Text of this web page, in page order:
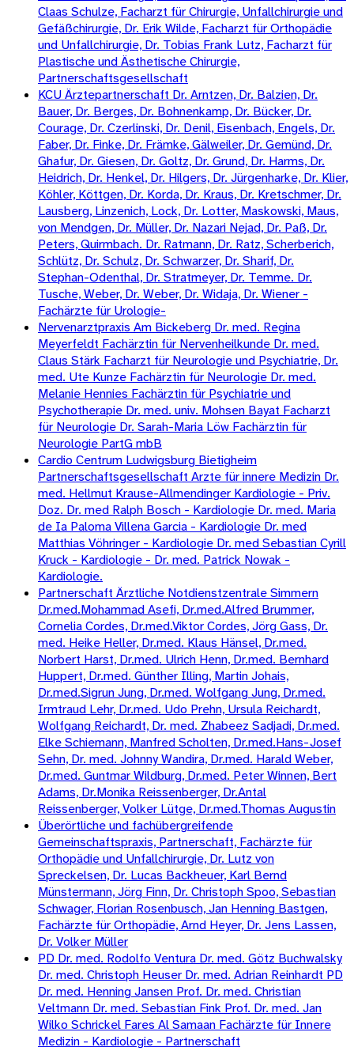
Claas Schulze, Facharzt für Chirurgie, Unfallchirurgie und
Gefäßchirurgie, Dr. Erik Wilde, Facharzt für Orthopädie
und Unfallchirurgie, Dr. Tobias Frank Lutz, Facharzt für
Plastische und Ästhetische Chirurgie,
Partnerschaftsgesellschaft
KCU Ärztepartnerschaft Dr. Arntzen, Dr. Balzien, Dr.
Bauer, Dr. Berges, Dr. Bohnenkamp, Dr. Bücker, Dr.
Courage, Dr. Czerlinski, Dr. Denil, Eisenbach, Engels, Dr.
Faber, Dr. Finke, Dr. Främke, Gälweiler, Dr. Gemünd, Dr.
Ghafur, Dr. Giesen, Dr. Goltz, Dr. Grund, Dr. Harms, Dr.
Heidrich, Dr. Henkel, Dr. Hilgers, Dr. Jürgenharke, Dr. Klier,
Köhler, Köttgen, Dr. Korda, Dr. Kraus, Dr. Kretschmer, Dr.
Lausberg, Linzenich, Lock, Dr. Lotter, Maskowski, Maus,
von Mendgen, Dr. Müller, Dr. Nazari Nejad, Dr. Paß, Dr.
Peters, Quirmbach. Dr. Ratmann, Dr. Ratz, Scherberich,
Schlütz, Dr. Schulz, Dr. Schwarzer, Dr. Sharif, Dr.
Stephan-Odenthal, Dr. Stratmeyer, Dr. Temme. Dr.
Tusche, Weber, Dr. Weber, Dr. Widaja, Dr. Wiener -
Fachärzte für Urologie-
Nervenarztpraxis Am Bickeberg Dr. med. Regina
Meyerfeldt Fachärztin für Nervenheilkunde Dr. med.
Claus Stärk Facharzt für Neurologie und Psychiatrie, Dr.
med. Ute Kunze Fachärztin für Neurologie Dr. med.
Melanie Hennies Fachärztin für Psychiatrie und
Psychotherapie Dr. med. univ. Mohsen Bayat Facharzt
für Neurologie Dr. Sarah-Maria Löw Fachärztin für
Neurologie PartG mbB
Cardio Centrum Ludwigsburg Bietigheim
Partnerschaftsgesellschaft Arzte für innere Medizin Dr.
med. Hellmut Krause-Allmendinger Kardiologie - Priv.
Doz. Dr. med Ralph Bosch - Kardiologie Dr. med. Maria
de Ia Paloma Villena Garcia - Kardiologie Dr. med
Matthias Vöhringer - Kardiologie Dr. med Sebastian Cyrill
Kruck - Kardiologie - Dr. med. Patrick Nowak -
Kardiologie.
Partnerschaft Ärztliche Notdienstzentrale Simmern
Dr.med.Mohammad Asefi, Dr.med.Alfred Brummer,
Cornelia Cordes, Dr.med.Viktor Cordes, Jörg Gass, Dr.
med. Heike Heller, Dr.med. Klaus Hänsel, Dr.med.
Norbert Harst, Dr.med. Ulrich Henn, Dr.med. Bernhard
Huppert, Dr.med. Günther Illing, Martin Johais,
Dr.med.Sigrun Jung, Dr.med. Wolfgang Jung, Dr.med.
Irmtraud Lehr, Dr.med. Udo Prehn, Ursula Reichardt,
Wolfgang Reichardt, Dr. med. Zhabeez Sadjadi, Dr.med.
Elke Schiemann, Manfred Scholten, Dr.med.Hans-Josef
Sehn, Dr. med. Johnny Wandira, Dr.med. Harald Weber,
Dr.med. Guntmar Wildburg, Dr.med. Peter Winnen, Bert
Adams, Dr.Monika Reissenberger, Dr.Antal
Reissenberger, Volker Lütge, Dr.med.Thomas Augustin
Überörtliche und fachübergreifende
Gemeinschaftspraxis, Partnerschaft, Fachärzte für
Orthopädie und Unfallchirurgie, Dr. Lutz von
Spreckelsen, Dr. Lucas Backheuer, Karl Bernd
Münstermann, Jörg Finn, Dr. Christoph Spoo, Sebastian
Schwager, Florian Rosenbusch, Jan Henning Bastgen,
Fachärzte für Orthopädie, Arnd Heyer, Dr. Jens Lassen,
Dr. Volker Müller
PD Dr. med. Rodolfo Ventura Dr. med. Götz Buchwalsky
Dr. med. Christoph Heuser Dr. med. Adrian Reinhardt PD
Dr. med. Henning Jansen Prof. Dr. med. Christian
Veltmann Dr. med. Sebastian Fink Prof. Dr. med. Jan
Wilko Schrickel Fares Al Samaan Fachärzte für Innere
Medizin - Kardiologie - Partnerschaft